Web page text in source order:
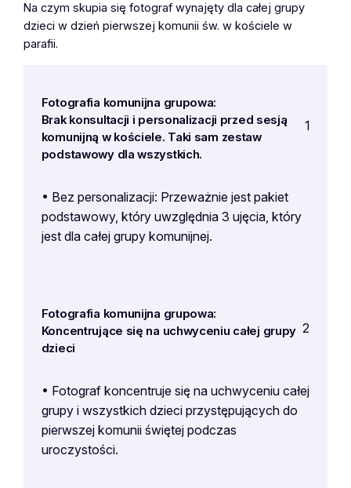
Na czym skupia się fotograf wynajęty dla całej grupy
dzieci w dzień pierwszej komunii św. w kościele w
parafii.
Fotografia komunijna grupowa:
Brak konsultacji i personalizacji przed sesją
komunijną w kościele. Taki sam zestaw
podstawowy dla wszystkich.
1
• Bez personalizacji: Przeważnie jest pakiet
podstawowy, który uwzględnia 3 ujęcia, który
jest dla całej grupy komunijnej.
Fotografia komunijna grupowa:
Koncentrujące się na uchwyceniu całej grupy
dzieci
2
• Fotograf koncentruje się na uchwyceniu całej
grupy i wszystkich dzieci przystępujących do
pierwszej komunii świętej podczas
uroczystości.